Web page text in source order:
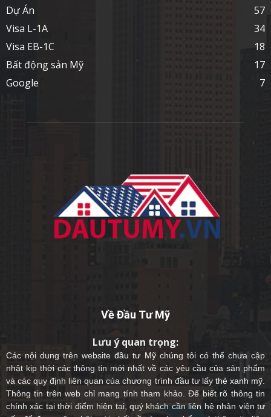
Dự Án
57
Visa L-1A
34
Visa EB-1C
18
Bất động sản Mỹ
17
Google
7
Về Đầu Tư Mỹ
Lưu ý quan trọng:
Các nội dung trên websiteđầu tư Mỹchúng tôi có thể chưa cập
nhật kịp thời các thông tin mới nhất về các yêu cầu của sản phẩm
và các quy định liên quan của chương trình đầu tư lấy thẻ xanh mỹ.
Thông tin trên web chỉ mang tính tham khảo. Để biết rõ thông tin
chính xác tại thời điểm hiện tại, quý khách cần liên hệ nhân viên tư